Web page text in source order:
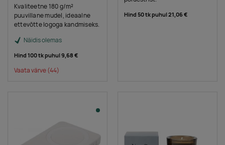
Kvaliteetne 180 g/m²
puuvillane mudel, ideaalne
ettevõtte logoga kandmiseks.
Näidis olemas
Hind 100 tk puhul9,68 €
Vaata värve(44)
Hind 50 tk puhul21,06 €